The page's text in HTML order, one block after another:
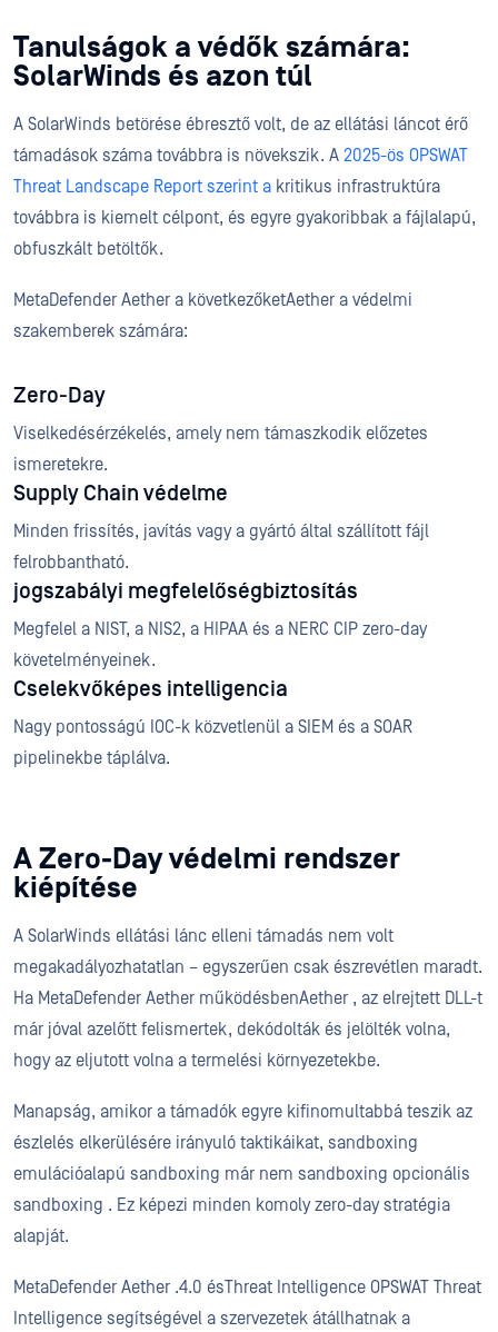
Tanulságok a védők számára:
SolarWinds és azon túl
A SolarWinds betörése ébresztő volt, de az ellátási láncot érő
támadások száma továbbra is növekszik. A 2025-ös OPSWAT
Threat Landscape Report szerint a kritikus infrastruktúra
továbbra is kiemelt célpont, és egyre gyakoribbak a fájlalapú,
obfuszkált betöltők.
MetaDefender Aether a következőketAether a védelmi
szakemberek számára:
Zero-Day
Viselkedésérzékelés, amely nem támaszkodik előzetes
ismeretekre.
Supply Chain védelme
Minden frissítés, javítás vagy a gyártó által szállított fájl
felrobbantható.
jogszabályi megfelelőségbiztosítás
Megfelel a NIST, a NIS2, a HIPAA és a NERC CIP zero-day
követelményeinek.
Cselekvőképes intelligencia
Nagy pontosságú IOC-k közvetlenül a SIEM és a SOAR
pipelinekbe táplálva.
A Zero-Day védelmi rendszer
kiépítése
A SolarWinds ellátási lánc elleni támadás nem volt
megakadályozhatatlan – egyszerűen csak észrevétlen maradt.
Ha MetaDefender Aether működésbenAether , az elrejtett DLL-t
már jóval azelőtt felismertek, dekódolták és jelölték volna,
hogy az eljutott volna a termelési környezetekbe.
Manapság, amikor a támadók egyre kifinomultabbá teszik az
észlelés elkerülésére irányuló taktikáikat, sandboxing
emulációalapú sandboxing már nem sandboxing opcionális
sandboxing . Ez képezi minden komoly zero-day stratégia
alapját.
MetaDefender Aether .4.0 ésThreat Intelligence OPSWAT Threat
Intelligence segítségével a szervezetek átállhatnak a